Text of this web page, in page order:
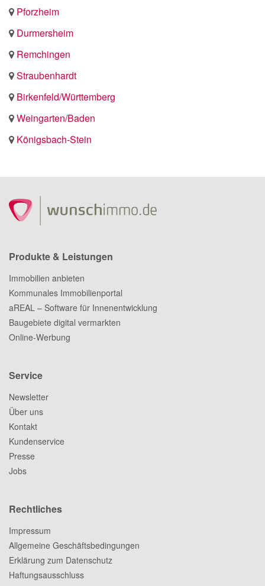
Pforzheim
Durmersheim
Remchingen
Straubenhardt
Birkenfeld/Württemberg
Weingarten/Baden
Königsbach-Stein
Produkte & Leistungen
Immobilien anbieten
Kommunales Immobilienportal
aREAL – Software für Innenentwicklung
Baugebiete digital vermarkten
Online-Werbung
Service
Newsletter
Über uns
Kontakt
Kundenservice
Presse
Jobs
Rechtliches
Impressum
Allgemeine Geschäftsbedingungen
Erklärung zum Datenschutz
Haftungsausschluss